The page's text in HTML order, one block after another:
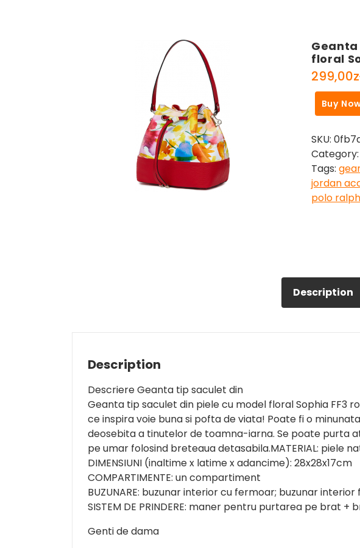
floral
299,00
Buy
SKU:
Category:
Tags:
jordan
polo
Description
Description
Descriere Geanta tip saculet din
Geanta tip saculet din piele cu model floral Sophia FF3
ce inspira voie buna si pofta de viata! Poate fi o
deosebita a tinutelor de toamna-iarna. Se poate purta
pe umar folosind breteaua detasabila.MATERIAL: piele
DIMENSIUNI (inaltime x latime x adancime): 28x28x17cm
COMPARTIMENTE: un compartiment
BUZUNARE: buzunar interior cu fermoar; buzunar
SISTEM DE PRINDERE: maner pentru purtarea pe brat
Genti de dama